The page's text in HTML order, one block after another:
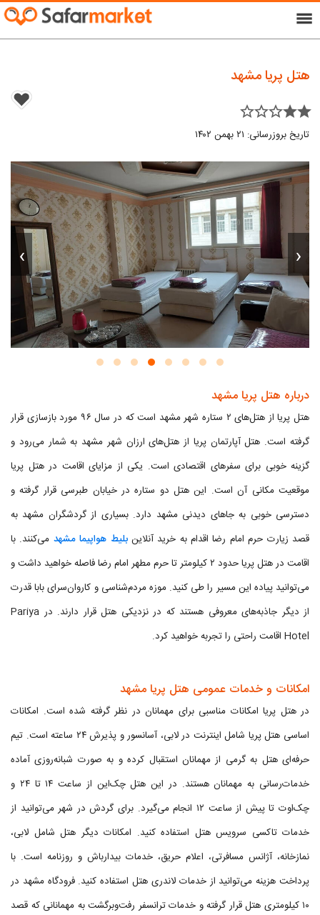
menu
هتل پریا مشهد
star_border star_border star_border star star
تاریخ بروزرسانی: ۲۱ بهمن ۱۴۰۲
‹
›
درباره هتل پریا مشهد
هتل پریا از هتل‌های ۲ ستاره شهر مشهد است که در سال ۹۶ مورد بازسازی قرار
گرفته است. هتل آپارتمان پریا از هتل‌های ارزان شهر مشهد به شمار می‌رود و
گزینه خوبی برای سفرهای اقتصادی است. یکی از مزایای اقامت در هتل پریا
موقعیت مکانی آن است. این هتل دو ستاره در خیابان طبرسی قرار گرفته و
دسترسی خوبی به جاهای دیدنی مشهد دارد. بسیاری از گردشگران مشهد به
قصد زیارت حرم امام رضا اقدام به خرید آنلاینبلیط هواپیما مشهد می‌کنند. با
اقامت در هتل پریا حدود ۲ کیلومتر تا حرم مطهر امام رضا فاصله خواهید داشت و
می‌توانید پیاده این مسیر را طی کنید. موزه مردم‌شناسی و کاروان‌سرای بابا قدرت
از دیگر جاذبه‌های معروفی هستند که در نزدیکی هتل قرار دارند. در Pariya
Hotel اقامت راحتی را تجربه خواهید کرد.
امکانات و خدمات عمومی هتل پریا مشهد
در هتل پریا امکانات مناسبی برای مهمانان در نظر گرفته شده است. امکانات
اساسی هتل پریا شامل اینترنت در لابی، آسانسور و پذیرش ۲۴ ساعته است. تیم
حرفه‌ای هتل به گرمی از مهمانان استقبال کرده و به صورت شبانه‌روزی آماده
خدمات‌رسانی به مهمانان هستند. در این هتل چک‌این از ساعت ۱۴ تا ۲۴ و
چک‌اوت تا پیش از ساعت ۱۲ انجام می‌گیرد. برای گردش در شهر می‌توانید از
خدمات تاکسی سرویس هتل استفاده کنید. امکانات دیگر هتل شامل لابی،
نمازخانه، آژانس مسافرتی، اعلام حریق، خدمات بیدارباش و روزنامه است. با
پرداخت هزینه می‌توانید از خدمات لاندری هتل استفاده کنید. فرودگاه مشهد در
۱۰ کیلومتری هتل قرار گرفته و خدمات ترانسفر رفت‌وبرگشت به مهمانانی که قصد